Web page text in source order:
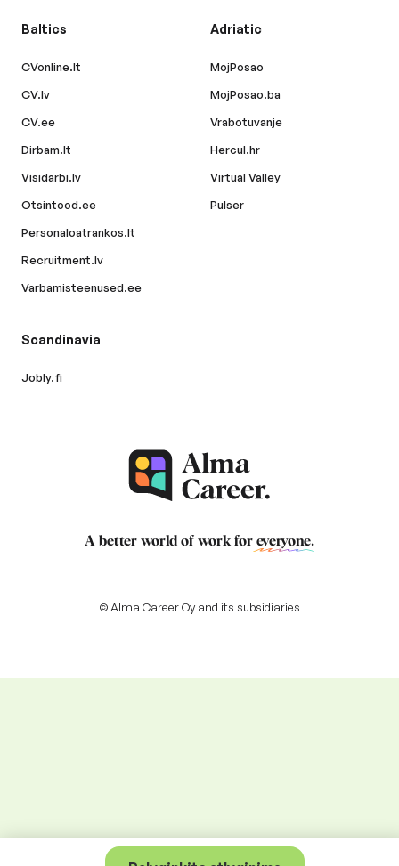
Baltics
CVonline.lt
CV.lv
CV.ee
Dirbam.lt
Visidarbi.lv
Otsintood.ee
Personaloatrankos.lt
Recruitment.lv
Varbamisteenused.ee
Adriatic
MojPosao
MojPosao.ba
Vrabotuvanje
Hercul.hr
Virtual Valley
Pulser
Scandinavia
Jobly.fi
A better world of work for everyone.
© Alma Career Oy and its subsidiaries